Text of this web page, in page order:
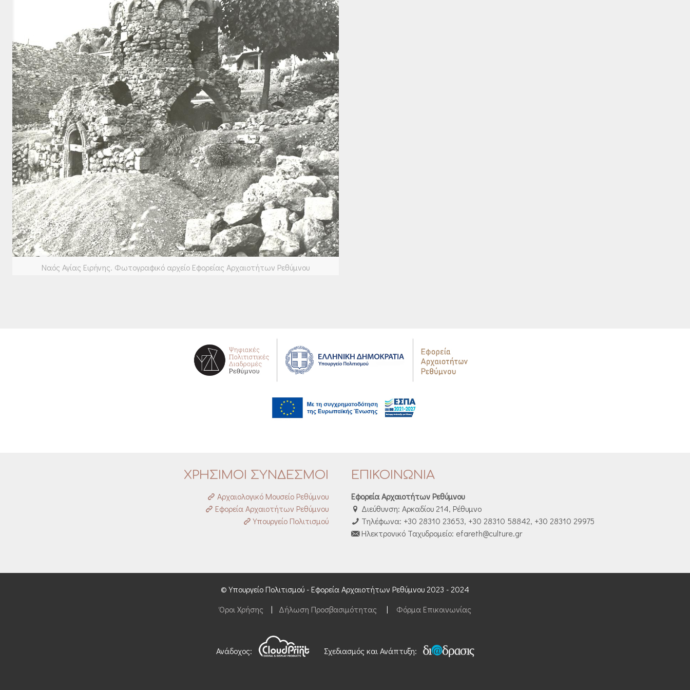
Ναός Αγίας Ειρήνης. Φωτογραφικό αρχείο Εφορείας Αρχαιοτήτων Ρεθύμνου
ΧΡΗΣΙΜΟΙ ΣΥΝΔΕΣΜΟΙ
Αρχαιολογικό Μουσείο Ρεθύμνου
Εφορεία Αρχαιοτήτων Ρεθύμνου
Υπουργείο Πολιτισμού
ΕΠΙΚΟΙΝΩΝΙΑ
Εφορεία Αρχαιοτήτων Ρεθύμνου
Διεύθυνση: Αρκαδίου 214, Ρέθυμνο
Τηλέφωνα: +30 28310 23653, +30 28310 58842, +30 28310 29975
Ηλεκτρονικό Ταχυδρομείο: efareth@culture.gr
© Υπουργείο Πολιτισμού - Εφορεία Αρχαιοτήτων Ρεθύμνου 2023 - 2024
Όροι Χρήσης
| Δήλωση Προσβασιμότητας| Φόρμα Επικοινωνίας
Ανάδοχος: Σχεδιασμός και Ανάπτυξη: